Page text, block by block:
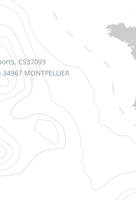
CS37093
MONTPELLIER